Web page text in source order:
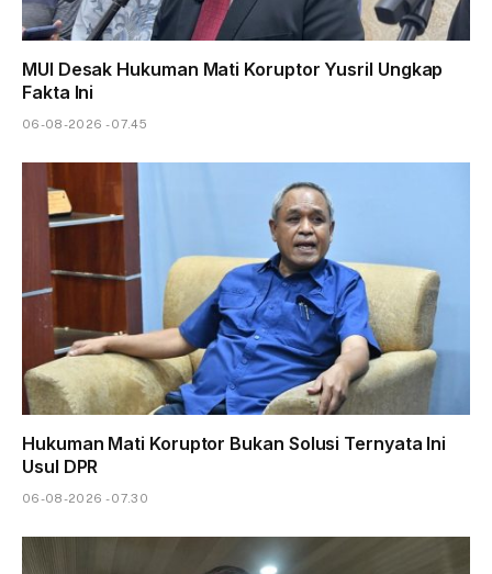
MUI Desak Hukuman Mati Koruptor Yusril Ungkap
Fakta Ini
06-08-2026 - 07.45
Hukuman Mati Koruptor Bukan Solusi Ternyata Ini
Usul DPR
06-08-2026 - 07.30